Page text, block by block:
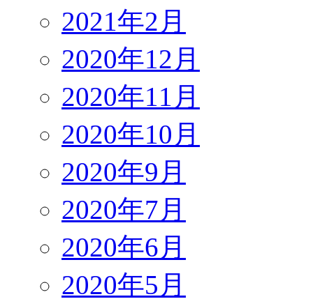
2021年2月
2020年12月
2020年11月
2020年10月
2020年9月
2020年7月
2020年6月
2020年5月